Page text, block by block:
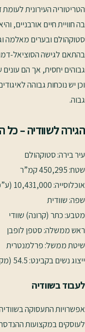
הטריטוריה העירונית
בה חוויית חיים אורבניים,
סטוקהולם ובערים מאלמה
בהתאם לגישה הסוציאל-
גבוהים יחסית, אך הם עונים
וכן יש נוכחות גבוהה
גבוה.
הגירה לשוודיה – כל
עיר בירה: סטוקהולם
שטח: 450,295 קמ”ר
אוכלוסייה: 10,431,000 (ע”פ תחזית האוכלוסייה לשנת 2020).
שפה: שוודית
מטבע: כתר (קרונה) שוודי
ראש ממשלה: סטפן לופבן
שיטת ממשל: פרלמנטרית
ייצוג נשים בקבינט: 54.5 (מקום שלישי בעולם)
לעבוד בשוודיה
אפשרויות התעסוקה
לעוסקים במקצועות